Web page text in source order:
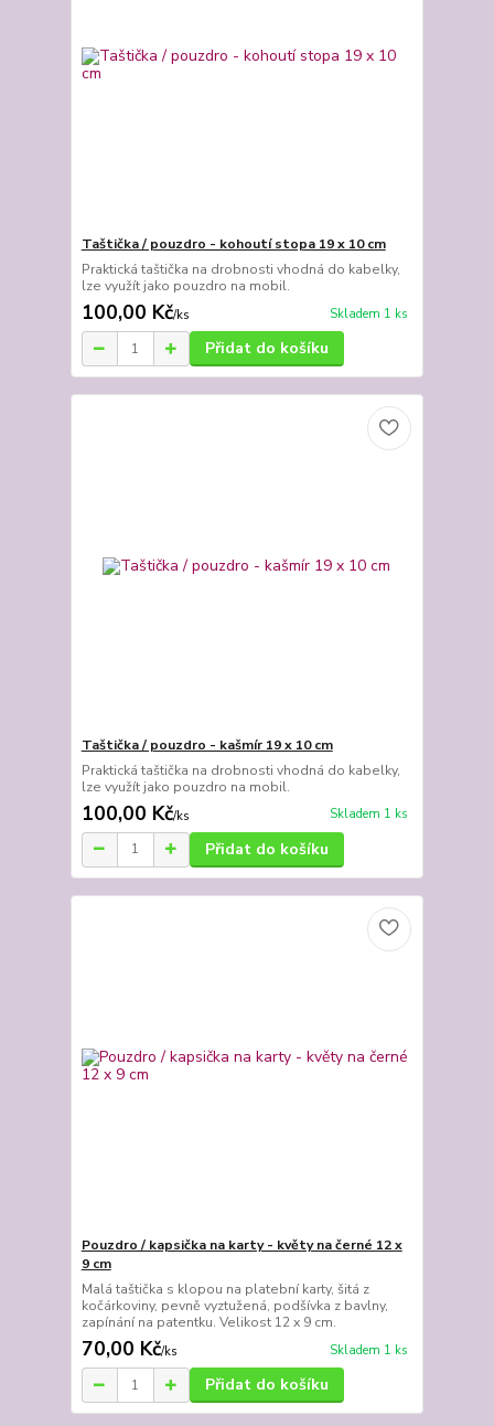
Taštička / pouzdro - kohoutí stopa 19 x 10 cm
Praktická taštička na drobnosti vhodná do kabelky,
lze využít jako pouzdro na mobil.
100,00 Kč/ks Skladem 1 ks
Přidat do košíku
Taštička / pouzdro - kašmír 19 x 10 cm
Praktická taštička na drobnosti vhodná do kabelky,
lze využít jako pouzdro na mobil.
100,00 Kč/ks Skladem 1 ks
Přidat do košíku
Pouzdro / kapsička na karty - květy na černé 12 x
9 cm
Malá taštička s klopou na platební karty, šitá z
kočárkoviny, pevně vyztužená, podšívka z bavlny,
zapínání na patentku. Velikost 12 x 9 cm.
70,00 Kč/ks Skladem 1 ks
Přidat do košíku